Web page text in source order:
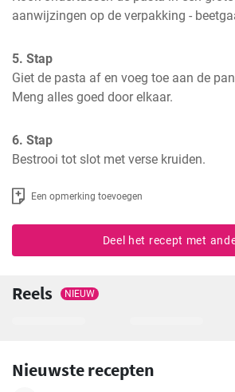
aanwijzingen op de verpakking -
5. Stap
Giet de pasta af en voeg toe aan de
Meng alles goed door elkaar.
6. Stap
Bestrooi tot slot met verse kruiden.
Een opmerking toevoegen
Deel het recept met
Reels NIEUW
Nieuwste recepten